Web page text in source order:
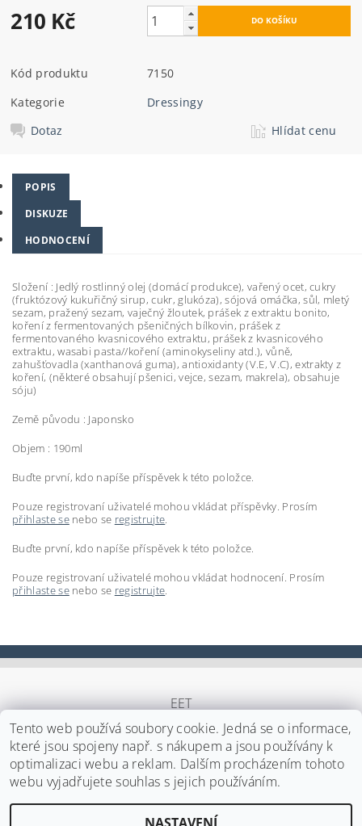
210 Kč
Kód produktu
7150
Kategorie
Dressingy
Dotaz
Hlídat cenu
POPIS
DISKUZE
HODNOCENÍ
Složení : Jedlý rostlinný olej (domácí produkce), vařený ocet, cukry
(fruktózový kukuřičný sirup, cukr, glukóza), sójová omáčka, sůl, mletý
sezam, pražený sezam, vaječný žloutek, prášek z extraktu bonito,
koření z fermentovaných pšeničných bílkovin, prášek z
fermentovaného kvasnicového extraktu, prášek z kvasnicového
extraktu, wasabi pasta//koření (aminokyseliny atd.), vůně,
zahušťovadla (xanthanová guma), antioxidanty (V.E, V.C), extrakty z
koření, (některé obsahují pšenici, vejce, sezam, makrela), obsahuje
sóju)
Země původu : Japonsko
Objem : 190ml
Buďte první, kdo napíše příspěvek k této položce.
Pouze registrovaní uživatelé mohou vkládat příspěvky. Prosím
přihlaste senebo se registrujte.
Buďte první, kdo napíše příspěvek k této položce.
Pouze registrovaní uživatelé mohou vkládat hodnocení. Prosím
přihlaste senebo se registrujte.
EET
2026 ©Japa Foods s.r.o. , všechna práva vyhrazenaUpravit nastavení cookies
Vytvořil Shoptet
Tento web používá soubory cookie. Jedná se o informace,
které jsou spojeny např. s nákupem a jsou používány k
optimalizaci webu a reklam. Dalším procházením tohoto
webu vyjadřujete souhlas s jejich používáním.